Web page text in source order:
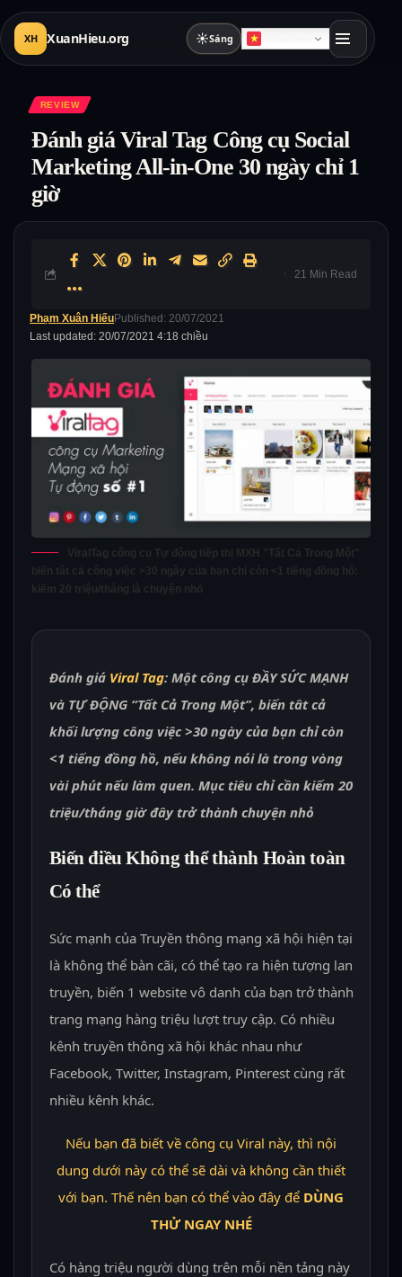
XH XuanHieu.org ☀Sáng
REVIEW
Đánh giá Viral Tag Công cụ Social
Marketing All-in-One 30 ngày chỉ 1
giờ
Last updated: 20/07/2021 4:18 chiều
Phạm Xuân HiếuPublished: 20/07/2021
21 Min Read
ViralTag công cụ Tự động tiếp thị MXH "Tất Cả Trong Một"
biến tât cả công việc >30 ngày của bạn chỉ còn <1 tiếng đồng hồ:
kiếm 20 triệu/tháng là chuyện nhỏ
Đánh giá Viral Tag: Một công cụ ĐẦY SỨC MẠNH
và TỰ ĐỘNG “Tất Cả Trong Một”, biến tât cả
khối lượng công việc >30 ngày của bạn chỉ còn
<1 tiếng đồng hồ, nếu không nói là trong vòng
vài phút nếu làm quen. Mục tiêu chỉ cần kiếm 20
triệu/tháng giờ đây trở thành chuyện nhỏ
Biến điều Không thể thành Hoàn toàn
Có thể
Sức mạnh của Truyền thông mạng xã hội hiện tại
là không thể bàn cãi, có thể tạo ra hiện tượng lan
truyền, biến 1 website vô danh của bạn trở thành
trang mạng hàng triệu lượt truy cập. Có nhiều
kênh truyền thông xã hội khác nhau như
Facebook, Twitter, Instagram, Pinterest cùng rất
nhiều kênh khác.
Nếu bạn đã biết về công cụ Viral này, thì nội
dung dưới này có thể sẽ dài và không cần thiết
với bạn. Thế nên bạn có thể vào đây để DÙNG
THỬ NGAY NHÉ
Có hàng triệu người dùng trên mỗi nền tảng này